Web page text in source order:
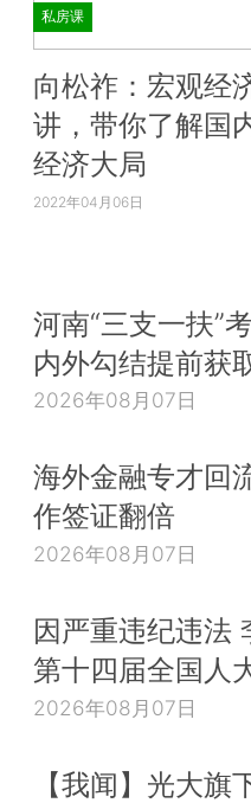
私房课
向松祚：宏观经
讲，带你了解国
经济大局
2022年04月06日
河南“三支一扶”
内外勾结提前获
2026年08月07日
海外金融专才回
作签证翻倍
2026年08月07日
因严重违纪违法
第十四届全国人
2026年08月07日
【我闻】光大旗